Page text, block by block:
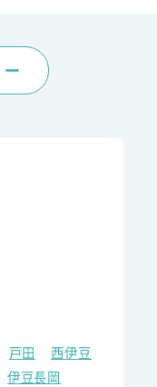
戸田
西伊豆
伊豆長岡